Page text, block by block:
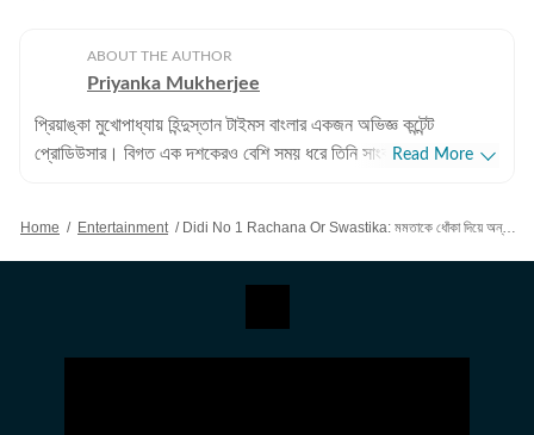
ABOUT THE AUTHOR
Priyanka Mukherjee
প্রিয়াঙ্কা মুখোপাধ্যায় হিন্দুস্তান টাইমস বাংলার একজন অভিজ্ঞ কন্টেন্ট
প্রোডিউসার। বিগত এক দশকেরও বেশি সময় ধরে তিনি সাংবাদিকতার জগতের
বিনোদন সাংবাদিকতায় তাঁর লেখনী ও অভিজ্ঞতা পাঠকদের কাছে অত্যন্ত
সালে হিন্দুস্তান টাইমস বাংলা-র যাত্রার শুরু থেকেই তিনি এই প্রতিষ্ঠানের
অন্যতম গুরুত্বপূর্ণ সদস্য। এখানেই তাঁর ডিজিটাল সাংবাদিকতার (Digital
Read More
Home / Entertainment / Didi No 1 Rachana Or Swastika: মমতাকে ধোঁকা দিয়ে অন্য দলে, দিদি নম্বর ১ থেকেও এবার বাদ রচনা? বদলি স্বস্তিকা!